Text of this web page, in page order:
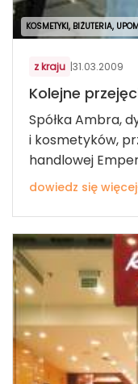
KOSMETYKI, BIŻUTERIA,
z kraju |31.03.2009
Kolejne
Spółka Ambra,
i kosmetyków,
handlowej
dowiedz się więcej